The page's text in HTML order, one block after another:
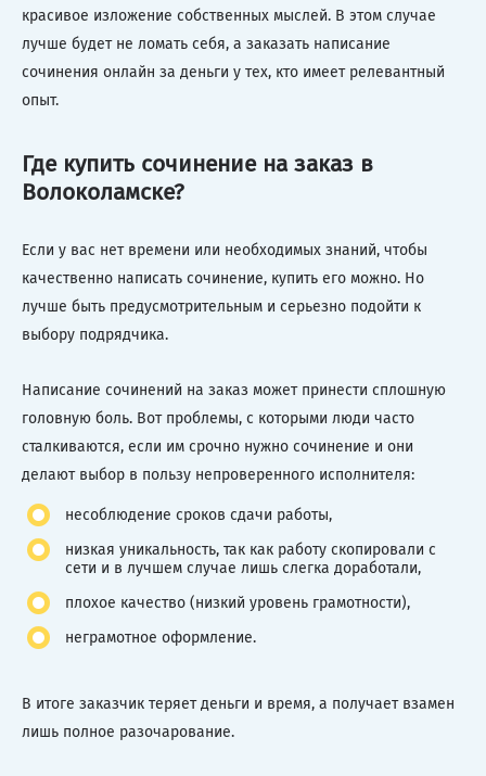
красивое изложение собственных мыслей. В этом случае
лучше будет не ломать себя, а заказать написание
сочинения онлайн за деньги у тех, кто имеет релевантный
опыт.
Где купить сочинение на заказ в
Волоколамске?
Если у вас нет времени или необходимых знаний, чтобы
качественно написать сочинение, купить его можно. Но
лучше быть предусмотрительным и серьезно подойти к
выбору подрядчика.
Написание сочинений на заказ может принести сплошную
головную боль. Вот проблемы, с которыми люди часто
сталкиваются, если им срочно нужно сочинение и они
делают выбор в пользу непроверенного исполнителя:
несоблюдение сроков сдачи работы,
низкая уникальность, так как работу скопировали с
сети и в лучшем случае лишь слегка доработали,
плохое качество (низкий уровень грамотности),
неграмотное оформление.
В итоге заказчик теряет деньги и время, а получает взамен
лишь полное разочарование.